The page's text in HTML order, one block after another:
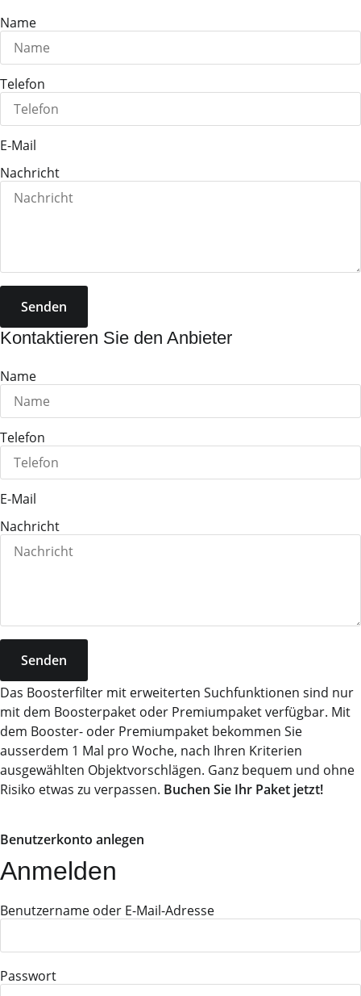
Name
Telefon
E-Mail
Nachricht
Senden
Kontaktieren Sie den Anbieter
Name
Telefon
E-Mail
Nachricht
Senden
Das Boosterfilter mit erweiterten Suchfunktionen sind nur
mit dem Boosterpaket oder Premiumpaket verfügbar. Mit
dem Booster- oder Premiumpaket bekommen Sie
ausserdem 1 Mal pro Woche, nach Ihren Kriterien
ausgewählten Objektvorschlägen. Ganz bequem und ohne
Risiko etwas zu verpassen. Buchen Sie Ihr Paket jetzt!
Benutzerkonto anlegen
Anmelden
Benutzername oder E-Mail-Adresse
Passwort